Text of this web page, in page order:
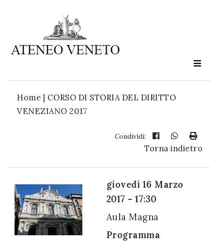
Home | CORSO DI STORIA DEL DIRITTO
VENEZIANO 2017
Condividi:
Torna indietro
giovedì 16 Marzo
2017 - 17:30
Aula Magna
Programma
Ateneo
è
cultura